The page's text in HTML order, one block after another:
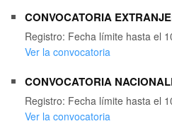
CONVOCATORIA
Registro: Fecha límite hasta el
Ver la convocatoria
CONVOCATORIA
Registro: Fecha límite hasta el
Ver la convocatoria